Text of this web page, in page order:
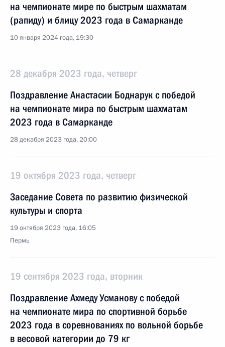
на чемпионате мире по быстрым шахматам
(рапиду) и блицу 2023 года в Самарканде
10 января 2024 года, 19:30
28 декабря 2023 года, четверг
Поздравление Анастасии Боднарук с победой
на чемпионате мира по быстрым шахматам
2023 года в Самарканде
28 декабря 2023 года, 20:00
19 октября 2023 года, четверг
Заседание Совета по развитию физической
культуры и спорта
19 октября 2023 года, 16:05
Пермь
19 сентября 2023 года, вторник
Поздравление Ахмеду Усманову с победой
на чемпионате мира по спортивной борьбе
2023 года в соревнованиях по вольной борьбе
в весовой категории до 79 кг